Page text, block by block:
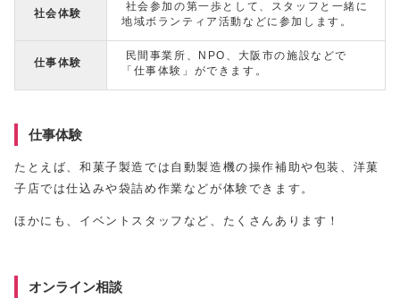
社会体験
社会参加の第一歩として、スタッフと一緒に
地域ボランティア活動などに参加します。
仕事体験
民間事業所、NPO、大阪市の施設などで
「仕事体験」ができます。
仕事体験
たとえば、和菓子製造では自動製造機の操作補助や包装、洋菓
子店では仕込みや袋詰め作業などが体験できます。
ほかにも、イベントスタッフなど、たくさんあります！
オンライン相談